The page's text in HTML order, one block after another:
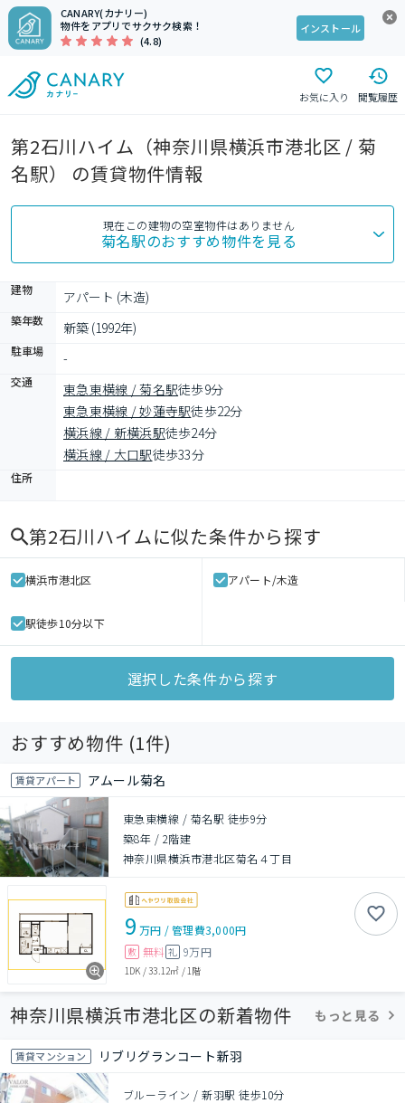
CANARY(カナリー)
物件をアプリでサクサク検索！
(4.8)
インストール
お気に入り 閲覧履歴
第2石川ハイム（神奈川県横浜市港北区 / 菊
名駅） の賃貸物件情報
現在この建物の空室物件はありません
菊名駅のおすすめ物件を見る
建物 アパート (木造)
築年数 新築 (1992年)
駐車場 -
交通 東急東横線 / 菊名駅徒歩9分
東急東横線 / 妙蓮寺駅徒歩22分
横浜線 / 新横浜駅徒歩24分
横浜線 / 大口駅徒歩33分
住所
第2石川ハイムに似た条件から探す
横浜市港北区 アパート/木造
駅徒歩10分以下
選択した条件から探す
おすすめ物件 (1件)
賃貸アパート アムール菊名
東急東横線 / 菊名駅 徒歩9分
築8年 / 2階建
神奈川県横浜市港北区菊名４丁目
9 万円 /管理費3,000円
敷 無料 礼 9万円
1DK /33.12㎡ /1階
神奈川県横浜市港北区の新着物件 もっと見る
賃貸マンション リブリグランコート新羽
ブルーライン / 新羽駅 徒歩10分